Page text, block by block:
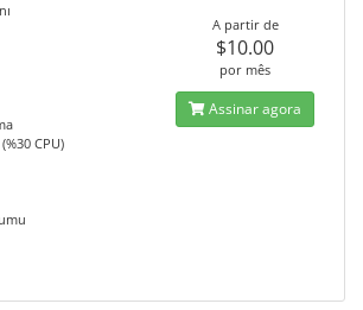
CPU)
A partir de
$10.00
por mês
Assinar agora